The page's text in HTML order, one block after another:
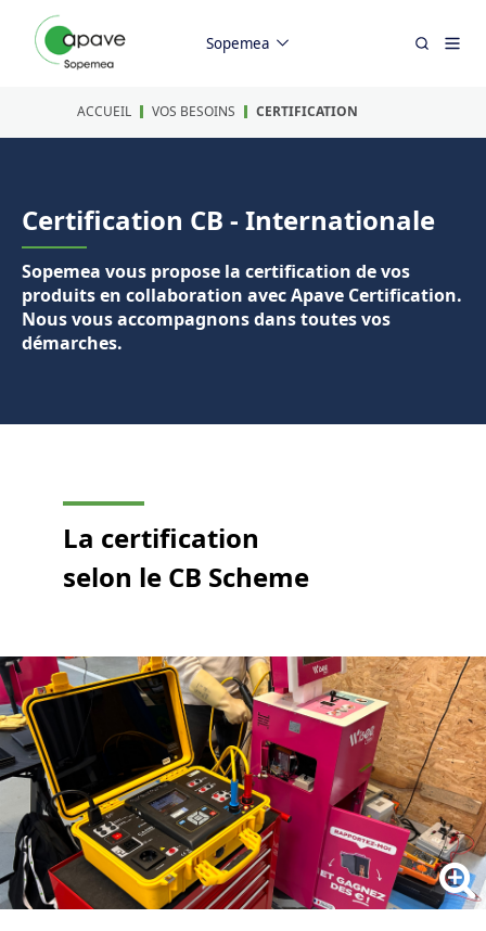
Sopemea
ACCUEIL VOS BESOINS CERTIFICATION
Certification CB - Internationale
Sopemea vous propose la certification de vos
produits en collaboration avec Apave Certification.
Nous vous accompagnons dans toutes vos
démarches.
La certification
selon le CB Scheme